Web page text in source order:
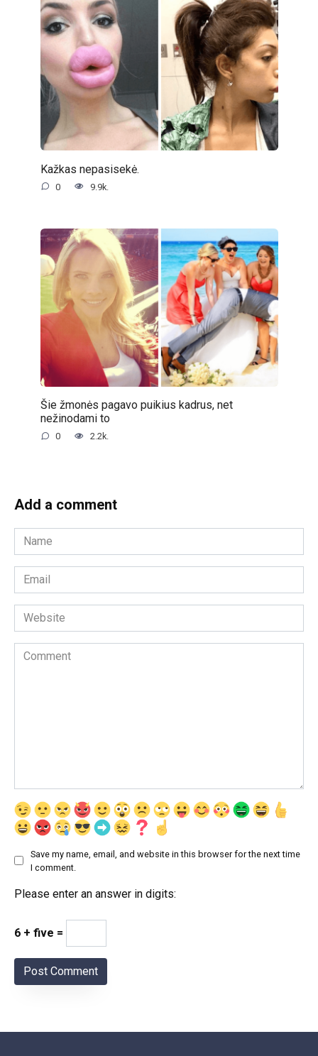
Kažkas nepasisekė.
0 9.9k.
Šie žmonės pagavo puikius kadrus, net
nežinodami to
0 2.2k.
Add a comment
Name
*
Email
*
Website
Comment
Save my name, email, and website in this browser for the next time
I comment.
Please enter an answer in digits:
6 + five =